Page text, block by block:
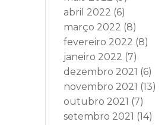
abril 2022 (6)
março 2022 (8)
fevereiro 2022 (8)
janeiro 2022 (7)
dezembro 2021 (6)
novembro 2021 (13)
outubro 2021 (7)
setembro 2021 (14)